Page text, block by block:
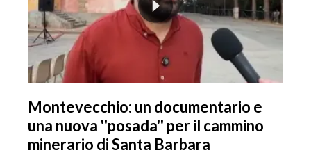
Montevecchio: un documentario e
una nuova ''posada'' per il cammino
minerario di Santa Barbara